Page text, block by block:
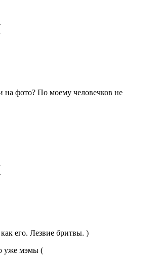
на фото? По моему человечков не
его. Лезвие бритвы. )
уже мэмы (